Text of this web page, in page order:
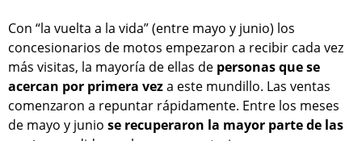
Con “la vuelta a la vida” (entre mayo y junio) los
concesionarios de motos empezaron a recibir cada vez
más visitas, la mayoría de ellas de personas que se
acercan por primera veza este mundillo. Las ventas
comenzaron a repuntar rápidamente. Entre los meses
de mayo y junio se recuperaron la mayor parte de las